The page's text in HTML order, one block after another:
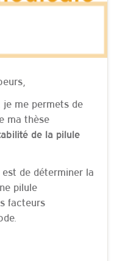
je me permets de
ma thèse
de la pilule
de déterminer la
pilule
facteurs